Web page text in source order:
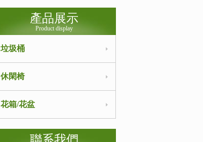
產品展示
Product display
垃圾桶
休閑椅
花箱/花盆